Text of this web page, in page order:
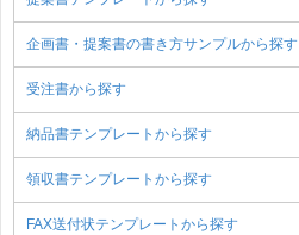
企画書・提案書の書き方サンプルから探す
受注書から探す
納品書テンプレートから探す
領収書テンプレートから探す
FAX送付状テンプレートから探す